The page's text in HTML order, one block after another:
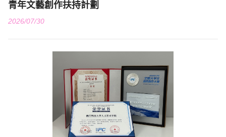
青年文藝創作扶持計劃
2026/07/30